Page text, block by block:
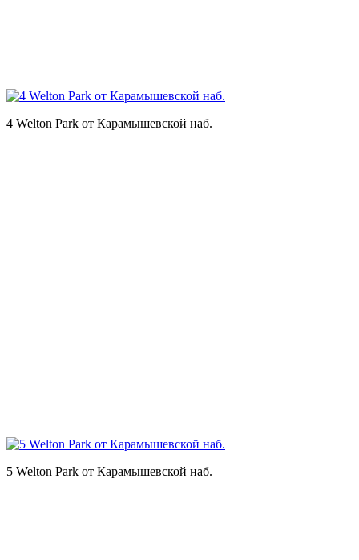
4 Welton Park от Карамышевской наб.
5 Welton Park от Карамышевской наб.